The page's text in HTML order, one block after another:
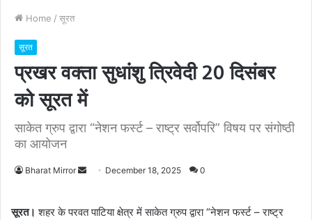
Home / सूरत
सूरत
प्रखर वक्ता सुधांशु त्रिवेदी 20 दिसंबर
को सूरत में
साकेत ग्रुप द्वारा “नेशन फर्स्ट – राष्ट्र सर्वोपरि” विषय पर संगोष्ठी
का आयोजन
Bharat Mirror December 18, 2025 0
सूरत। शहर के परवत पाटिया क्षेत्र में साकेत ग्रुप द्वारा “नेशन फर्स्ट – राष्ट्र